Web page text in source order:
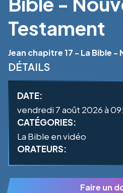
Testament
Jean chapitre 17 - La Bible -
DÉTAILS
DATE:
vendredi 7 août 2026 à
CATÉGORIES:
La Bible en vidéo
ORATEURS:
Faire un